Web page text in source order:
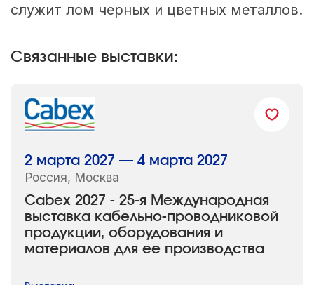
служит лом черных и цветных металлов.
Связанные выставки:
Cabex 2027 - 25-я Международная
выставка кабельно-проводниковой
продукции, оборудования и
материалов для ее производства
2 марта 2027 — 4 марта 2027
Россия, Москва